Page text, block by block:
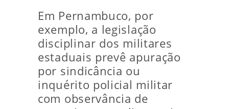
Em Pernambuco, por
exemplo, a legislação
disciplinar dos militares
estaduais prevê apuração
por sindicância ou
inquérito policial militar
com observância de